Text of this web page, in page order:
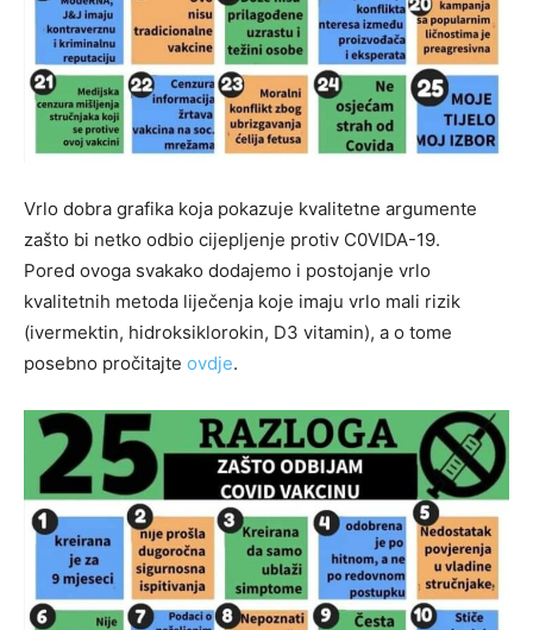
Vrlo dobra grafika koja pokazuje kvalitetne argumente
zašto bi netko odbio cijepljenje protiv C0VIDA-19.
Pored ovoga svakako dodajemo i postojanje vrlo
kvalitetnih metoda liječenja koje imaju vrlo mali rizik
(ivermektin, hidroksiklorokin, D3 vitamin), a o tome
posebno pročitajte ovdje.